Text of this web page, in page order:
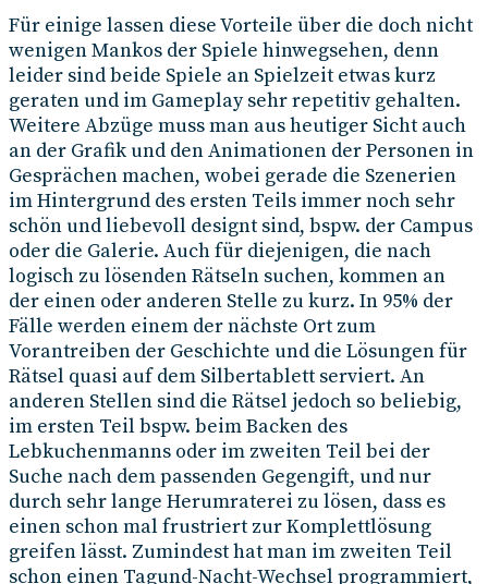
Für einige lassen diese Vorteile über die doch nicht
wenigen Mankos der Spiele hinwegsehen, denn
leider sind beide Spiele an Spielzeit etwas kurz
geraten und im Gameplay sehr repetitiv gehalten.
Weitere Abzüge muss man aus heutiger Sicht auch
an der Grafik und den Animationen der Personen in
Gesprächen machen, wobei gerade die Szenerien
im Hintergrund des ersten Teils immer noch sehr
schön und liebevoll designt sind, bspw. der Campus
oder die Galerie. Auch für diejenigen, die nach
logisch zu lösenden Rätseln suchen, kommen an
der einen oder anderen Stelle zu kurz. In 95% der
Fälle werden einem der nächste Ort zum
Vorantreiben der Geschichte und die Lösungen für
Rätsel quasi auf dem Silbertablett serviert. An
anderen Stellen sind die Rätsel jedoch so beliebig,
im ersten Teil bspw. beim Backen des
Lebkuchenmanns oder im zweiten Teil bei der
Suche nach dem passenden Gegengift, und nur
durch sehr lange Herumraterei zu lösen, dass es
einen schon mal frustriert zur Komplettlösung
greifen lässt. Zumindest hat man im zweiten Teil
schon einen Tagund-Nacht-Wechsel programmiert,